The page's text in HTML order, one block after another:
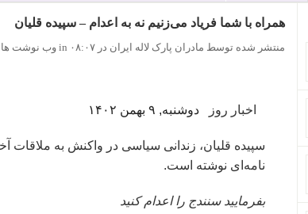
همراه با شما فریاد می‌زنیم نه به اعدام – سپیده قلیان
منتشر شده توسط مادران پارک لاله ایران در ۰۸:۰۷ in وب نوشت ها
اخبار روز دوشنبه, ۹ بهمن ۱۴۰۲
سپیده قلیان، زندانی سیاسی در واکنش به ملاقات
نامه‌ای نوشته است.
بفرمایید سنندج را اعدام کنید